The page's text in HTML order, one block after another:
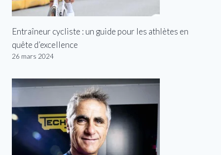
Entraîneur cycliste : un guide pour les athlètes en
quête d’excellence
26 mars 2024